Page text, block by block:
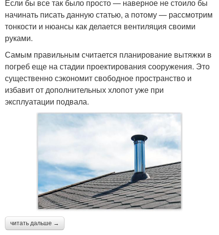
Если бы все так было просто — наверное не стоило бы
начинать писать данную статью, а потому — рассмотрим
тонкости и нюансы как делается вентиляция своими
руками.
Самым правильным считается планирование вытяжки в
погреб еще на стадии проектирования сооружения. Это
существенно сэкономит свободное пространство и
избавит от дополнительных хлопот уже при
эксплуатации подвала.
читать дальше →